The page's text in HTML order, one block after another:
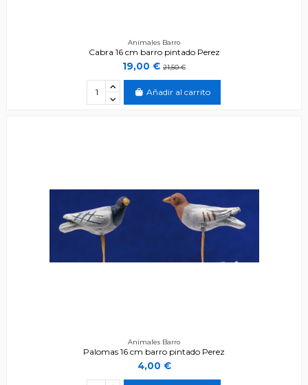
Animales Barro
Cabra 16 cm barro pintado Perez
19,00 € 21,50 €
Añadir al carrito
Animales Barro
Palomas 16 cm barro pintado Perez
4,00 €